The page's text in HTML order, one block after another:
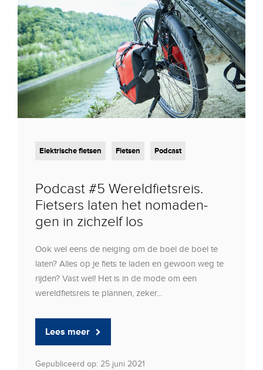
Elektrische fietsen Fietsen Podcast
Podcast #5 Wereldfietsreis.
Fietsers laten het nomaden-
gen in zichzelf los
Ook wel eens de neiging om de boel de boel te
laten? Alles op je fiets te laden en gewoon weg te
rijden? Vast wel! Het is in de mode om een
wereldfietsreis te plannen, zeker...
Lees meer
Gepubliceerd op: 25 juni 2021